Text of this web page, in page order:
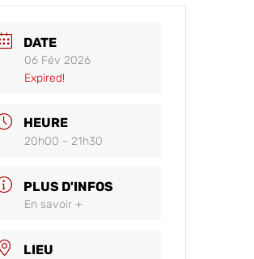
DATE
06 Fév 2026
Expired!
HEURE
20h00 - 21h30
PLUS D'INFOS
En savoir +
LIEU